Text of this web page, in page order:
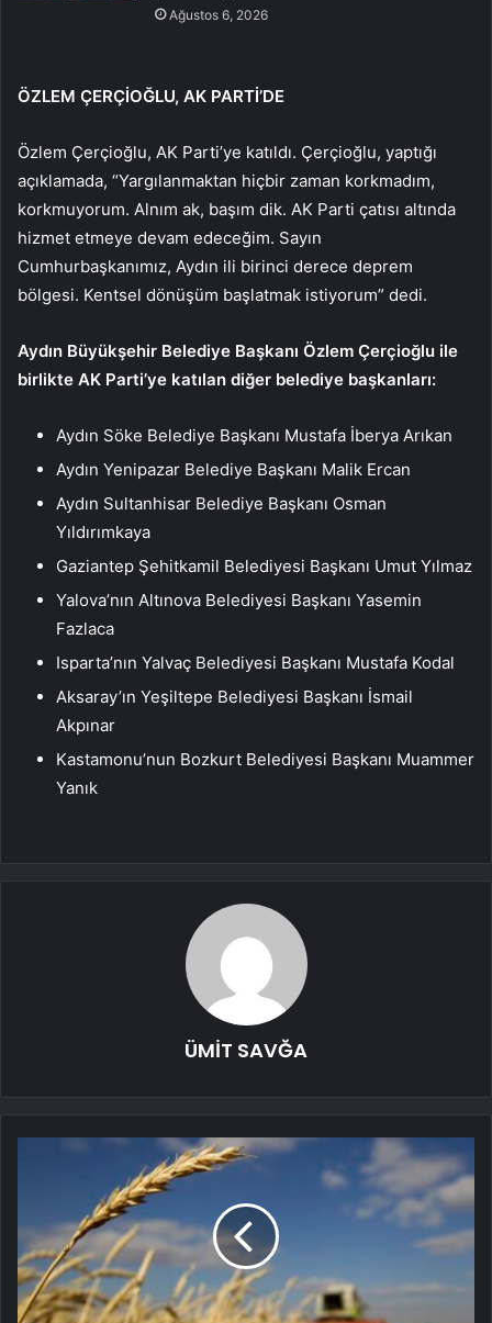
Ağustos 6, 2026
ÖZLEM ÇERÇİOĞLU, AK PARTİ’DE
Özlem Çerçioğlu, AK Parti’ye katıldı. Çerçioğlu, yaptığı
açıklamada, “Yargılanmaktan hiçbir zaman korkmadım,
korkmuyorum. Alnım ak, başım dik. AK Parti çatısı altında
hizmet etmeye devam edeceğim. Sayın
Cumhurbaşkanımız, Aydın ili birinci derece deprem
bölgesi. Kentsel dönüşüm başlatmak istiyorum” dedi.
Aydın Büyükşehir Belediye Başkanı Özlem Çerçioğlu ile
birlikte AK Parti’ye katılan diğer belediye başkanları:
Aydın Söke Belediye Başkanı Mustafa İberya Arıkan
Aydın Yenipazar Belediye Başkanı Malik Ercan
Aydın Sultanhisar Belediye Başkanı Osman
Yıldırımkaya
Gaziantep Şehitkamil Belediyesi Başkanı Umut Yılmaz
Yalova’nın Altınova Belediyesi Başkanı Yasemin
Fazlaca
Isparta’nın Yalvaç Belediyesi Başkanı Mustafa Kodal
Aksaray’ın Yeşiltepe Belediyesi Başkanı İsmail
Akpınar
Kastamonu’nun Bozkurt Belediyesi Başkanı Muammer
Yanık
ÜMİT SAVĞA